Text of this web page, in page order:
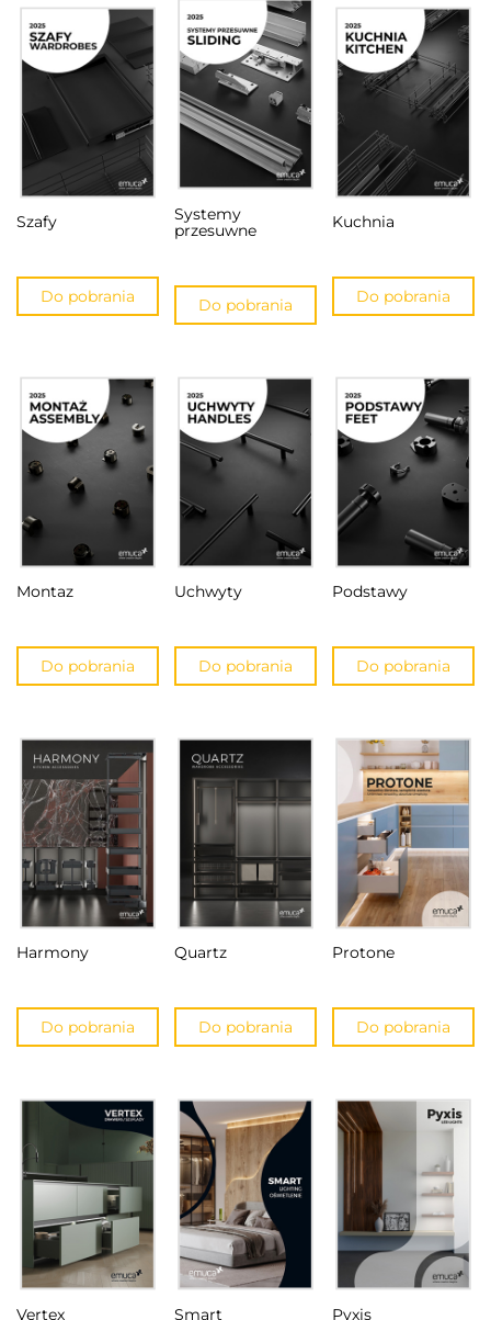
Szafy
Do pobrania
Systemy
przesuwne
Do pobrania
Kuchnia
Do pobrania
Montaz
Do pobrania
Uchwyty
Do pobrania
Podstawy
Do pobrania
Harmony
Do pobrania
Quartz
Do pobrania
Protone
Do pobrania
Vertex Smart Pyxis